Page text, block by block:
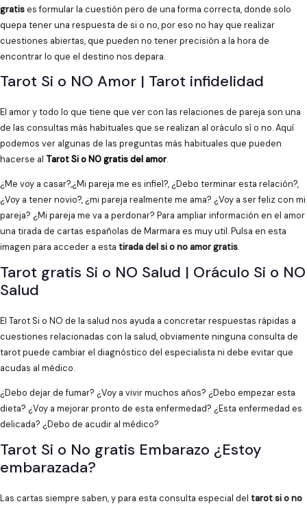
gratises formular la cuestión pero de una forma correcta, donde solo
quepa tener una respuesta de si o no, por eso no hay que realizar
cuestiones abiertas, que pueden no tener precisión a la hora de
encontrar lo que el destino nos depara.
Tarot Si o NO Amor | Tarot infidelidad
El amor y todo lo que tiene que ver con las relaciones de pareja son una
de las consultas más habituales que se realizan al oráculo sí o no. Aquí
podemos ver algunas de las preguntas más habituales que pueden
hacerse al Tarot Si o NO gratis del amor.
¿Me voy a casar?,¿Mi pareja me es infiel?, ¿Debo terminar esta relación?,
¿Voy a tener novio?, ¿mi pareja realmente me ama? ¿Voy a ser feliz con mi
pareja? ¿Mi pareja me va a perdonar? Para ampliar información en el amor
una tirada de cartas españolas de Marmara es muy util. Pulsa en esta
imagen para acceder a esta tirada del si o no amor gratis.
Tarot gratis Si o NO Salud | Oráculo Si o NO
Salud
El Tarot Si o NO de la salud nos ayuda a concretar respuestas rápidas a
cuestiones relacionadas con la salud, obviamente ninguna consulta de
tarot puede cambiar el diagnóstico del especialista ni debe evitar que
acudas al médico.
¿Debo dejar de fumar? ¿Voy a vivir muchos años? ¿Debo empezar esta
dieta? ¿Voy a mejorar pronto de esta enfermedad? ¿Esta enfermedad es
delicada? ¿Debo de acudir al médico?
Tarot Si o No gratis Embarazo ¿Estoy
embarazada?
Las cartas siempre saben, y para esta consulta especial del tarot si o no